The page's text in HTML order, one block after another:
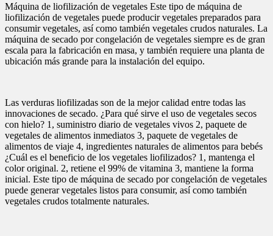
Máquina de liofilización de vegetales Este tipo de máquina de
liofilización de vegetales puede producir vegetales preparados para
consumir vegetales, así como también vegetales crudos naturales. La
máquina de secado por congelación de vegetales siempre es de gran
escala para la fabricación en masa, y también requiere una planta de
ubicación más grande para la instalación del equipo.
Las verduras liofilizadas son de la mejor calidad entre todas las
innovaciones de secado. ¿Para qué sirve el uso de vegetales secos
con hielo? 1, suministro diario de vegetales vivos 2, paquete de
vegetales de alimentos inmediatos 3, paquete de vegetales de
alimentos de viaje 4, ingredientes naturales de alimentos para bebés
¿Cuál es el beneficio de los vegetales liofilizados? 1, mantenga el
color original. 2, retiene el 99% de vitamina 3, mantiene la forma
inicial. Este tipo de máquina de secado por congelación de vegetales
puede generar vegetales listos para consumir, así como también
vegetales crudos totalmente naturales.